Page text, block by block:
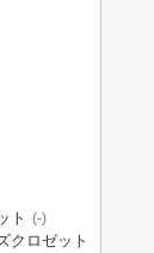
ト (-)
クロゼット